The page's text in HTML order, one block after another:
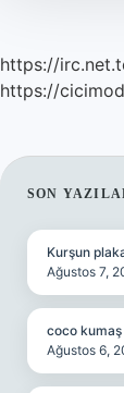
https://
https://
SON
Kurşun
Ağustos 7,
coco
Ağustos 6,